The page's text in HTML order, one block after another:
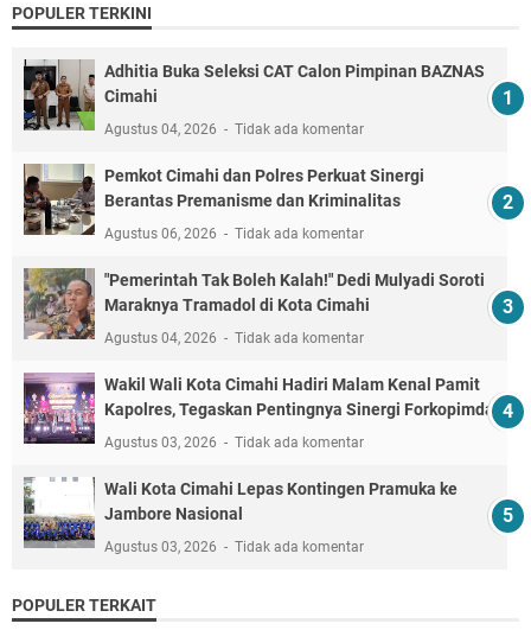
POPULER TERKINI
Adhitia Buka Seleksi CAT Calon Pimpinan BAZNAS
Cimahi
Agustus 04, 2026 Tidak ada komentar
Pemkot Cimahi dan Polres Perkuat Sinergi
Berantas Premanisme dan Kriminalitas
Agustus 06, 2026 Tidak ada komentar
"Pemerintah Tak Boleh Kalah!" Dedi Mulyadi Soroti
Maraknya Tramadol di Kota Cimahi
Agustus 04, 2026 Tidak ada komentar
Wakil Wali Kota Cimahi Hadiri Malam Kenal Pamit
Kapolres, Tegaskan Pentingnya Sinergi Forkopimda
Agustus 03, 2026 Tidak ada komentar
Wali Kota Cimahi Lepas Kontingen Pramuka ke
Jambore Nasional
Agustus 03, 2026 Tidak ada komentar
POPULER TERKAIT